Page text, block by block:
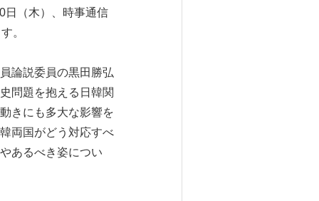
日（木）、時事通信
。
論説委員の黒田勝弘
問題を抱える日韓関
きにも多大な影響を
両国がどう対応すべ
あるべき姿につい